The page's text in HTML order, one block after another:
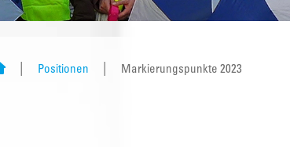
Positionen Markierungspunkte 2023